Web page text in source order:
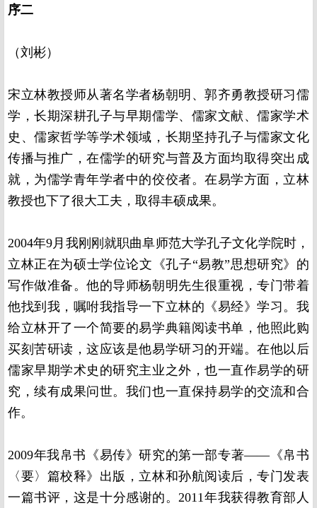
序二
（刘彬）
宋立林教授师从著名学者杨朝明、郭齐勇教授研习儒
学，长期深耕孔子与早期儒学、儒家文献、儒家学术
史、儒家哲学等学术领域，长期坚持孔子与儒家文化
传播与推广，在儒学的研究与普及方面均取得突出成
就，为儒学青年学者中的佼佼者。在易学方面，立林
教授也下了很大工夫，取得丰硕成果。
2004年9月我刚刚就职曲阜师范大学孔子文化学院时，
立林正在为硕士学位论文《孔子“易教”思想研究》的
写作做准备。他的导师杨朝明先生很重视，专门带着
他找到我，嘱咐我指导一下立林的《易经》学习。我
给立林开了一个简要的易学典籍阅读书单，他照此购
买刻苦研读，这应该是他易学研习的开端。在他以后
儒家早期学术史的研究主业之外，也一直作易学的研
究，续有成果问世。我们也一直保持易学的交流和合
作。
2009年我帛书《易传》研究的第一部专著——《帛书
〈要〉篇校释》出版，立林和孙航阅读后，专门发表
一篇书评，这是十分感谢的。2011年我获得教育部人